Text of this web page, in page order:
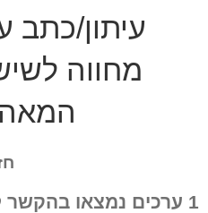
עיתון/כתב
מחווה
1 ערכים נמצאו בהקשר לנושא: